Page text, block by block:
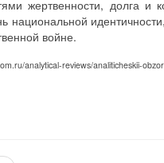
жертвенности, долга и
национальной
войне.
analytical-reviews/analiticheskii-